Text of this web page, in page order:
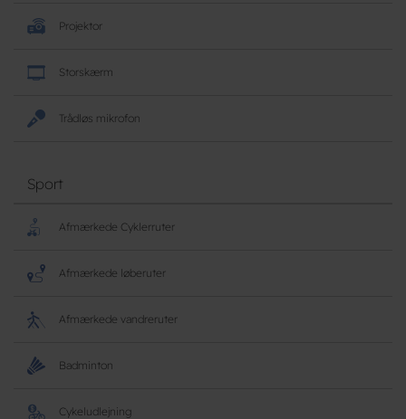
Projektor
Storskærm
Trådløs mikrofon
Sport
Afmærkede Cyklerruter
Afmærkede løberuter
Afmærkede vandreruter
Badminton
Cykeludlejning